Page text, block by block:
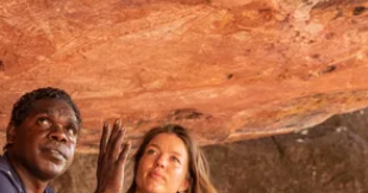
護
区
公
園
ン
グ
コ
ツ
アートと文化
・アート・トレイ